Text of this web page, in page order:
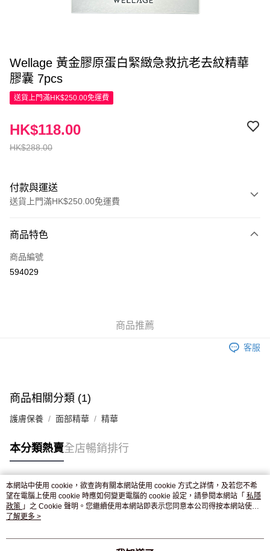
Wellage 黃金膠原蛋白緊緻急救抗老去紋精華
膠囊 7pcs
送貨上門滿HK$250.00免運費
HK$288.00
HK$118.00
付款與運送
送貨上門滿HK$250.00免運費
Apple Pay
AlipayHK
免運費
商品特色
商品編號
594029
商品推薦
客服
商品相關分類 (1)
護膚保養 面部精華 精華
本分類熱賣全店暢銷排行
熱門標籤
熱銷排行
本網站中使用 cookie，欲查詢有關本網站使用 cookie 方式之詳情，及若您不希
望在電腦上使用 cookie 時應如何變更電腦的 cookie 設定，請參閱本網站「 私隱
政策 」之 Cookie 聲明。您繼續使用本網站即表示您同意本公司得按本網站使用
條款之 Cookie 聲明使用 cookie。
了解更多 >